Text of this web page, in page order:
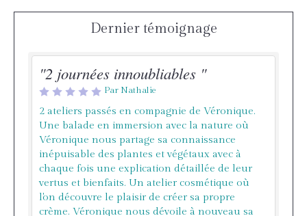
Dernier témoignage
"2 journées innoubliables "
Par Nathalie
2 ateliers passés en compagnie de Véronique.
Une balade en immersion avec la nature où
Véronique nous partage sa connaissance
inépuisable des plantes et végétaux avec à
chaque fois une explication détaillée de leur
vertus et bienfaits. Un atelier cosmétique où
l'on découvre le plaisir de créer sa propre
crème. Véronique nous dévoile à nouveau sa